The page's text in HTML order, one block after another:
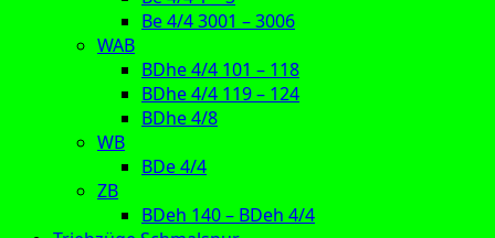
Be 4/4 3001 – 3006
WAB
BDhe 4/4 101 – 118
BDhe 4/4 119 – 124
BDhe 4/8
WB
BDe 4/4
ZB
BDeh 140 – BDeh 4/4